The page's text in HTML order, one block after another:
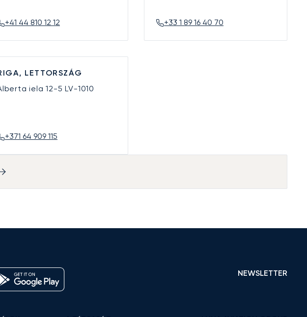
+41 44 810 12 12 +33 1 89 16 40 70
LETTORSZÁG
iela 12-5LV-1010
+371 64 909 115
NEWSLETTER